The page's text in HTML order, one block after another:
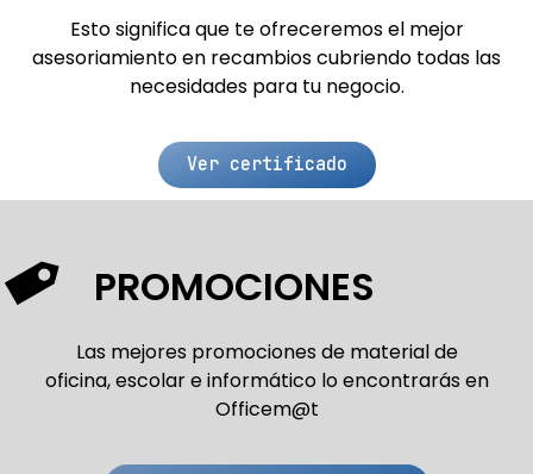
Esto significa que te ofreceremos el mejor
asesoriamiento en recambios cubriendo todas las
necesidades para tu negocio.
Ver certificado
PROMOCIONES
Las mejores promociones de material de
oficina, escolar e informático lo encontrarás en
Officem@t